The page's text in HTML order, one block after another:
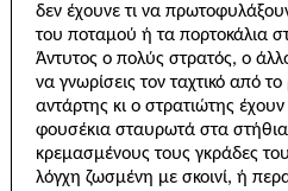
δεν έχουνε τι να
του ποταμού ή τα πορτοκάλια
Άντυτος ο πολύς στρατός, ο
να γνωρίσεις τον ταχτικό από το
αντάρτης κι ο στρατιώτης
φουσέκια σταυρωτά στα
κρεμασμένους τους γκράδες
λόγχη ζωσμένη με σκοινί, ή